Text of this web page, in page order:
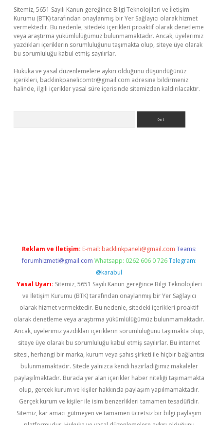
Sitemiz, 5651 Sayılı Kanun gereğince Bilgi Teknolojileri ve İletişim
Kurumu (BTK) tarafından onaylanmış bir Yer Sağlayıcı olarak hizmet
vermektedir. Bu nedenle, sitedeki içerikleri proaktif olarak denetleme
veya araştırma yükümlülüğümüz bulunmamaktadır. Ancak, üyelerimiz
yazdıkları içeriklerin sorumluluğunu taşımakta olup, siteye üye olarak
bu sorumluluğu kabul etmiş sayılırlar.
Hukuka ve yasal düzenlemelere aykırı olduğunu düşündüğünüz
içerikleri, backlinkpanelicomtr@gmail.com adresine bildirmeniz
halinde, ilgili içerikler yasal süre içerisinde sitemizden kaldırılacaktır.
Reklam ve İletişim: E-mail: backlinkpaneli@gmail.com Teams:
forumhizmeti@gmail.com Whatsapp: 0262 606 0 726 Telegram:
@karabul
Yasal Uyarı: Sitemiz, 5651 Sayılı Kanun gereğince Bilgi Teknolojileri
ve İletişim Kurumu (BTK) tarafından onaylanmış bir Yer Sağlayıcı
olarak hizmet vermektedir. Bu nedenle, sitedeki içerikleri proaktif
olarak denetleme veya araştırma yükümlülüğümüz bulunmamaktadır.
Ancak, üyelerimiz yazdıkları içeriklerin sorumluluğunu taşımakta olup,
siteye üye olarak bu sorumluluğu kabul etmiş sayılırlar. Bu internet
sitesi, herhangi bir marka, kurum veya şahıs şirketi ile hiçbir bağlantısı
bulunmamaktadır. Sitede yalnızca kendi hazırladığımız makaleler
paylaşılmaktadır. Burada yer alan içerikler haber niteliği taşımamakta
olup, gerçek kurum ve kişiler hakkında paylaşım yapılmamaktadır.
Gerçek kurum ve kişiler ile isim benzerlikleri tamamen tesadüfidir.
Sitemiz, kar amacı gütmeyen ve tamamen ücretsiz bir bilgi paylaşım